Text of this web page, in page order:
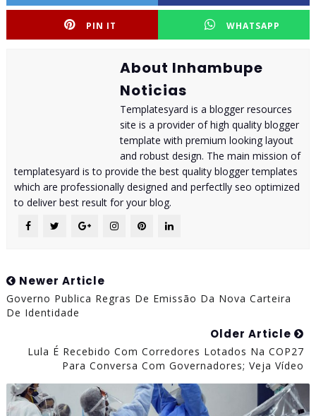
PIN IT WHATSAPP
About Inhambupe
Noticias
Templatesyard is a blogger resources
site is a provider of high quality blogger
template with premium looking layout
and robust design. The main mission of
templatesyard is to provide the best quality blogger templates
which are professionally designed and perfectlly seo optimized
to deliver best result for your blog.
Newer Article
Governo Publica Regras De Emissão Da Nova Carteira
De Identidade
Older Article
Lula É Recebido Com Corredores Lotados Na COP27
Para Conversa Com Governadores; Veja Vídeo